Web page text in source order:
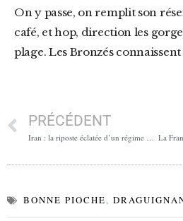
On y passe, on remplit son
café, et hop, direction les
plage. Les Bronzés
PRÉCÉDENT
Iran : la riposte éclatée d’un régime décapité
BONNE PIOCHE,